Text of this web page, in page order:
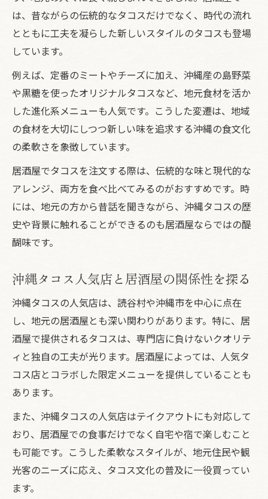
沖縄タコスの本場感が楽しめる居酒屋の雰
囲気
居酒屋で広がるアメリカン沖縄タコスの魅
力
沖縄タコスと居酒屋の融合が生む新しい食
体験
アメリカン風居酒屋で沖縄タコスを満喫す
る方法
沖縄タコスのパリパリ食感が居酒屋で広がる理
由
沖縄タコスのパリパリ食感が居酒屋で人気
の理由
沖縄タコスランキング上位店に学ぶパリパ
リの秘密
沖縄タコスの食感を楽しむ居酒屋選びのポ
イント
沖縄タコスパリパリ食感が生まれる居酒屋
の工夫
読谷村で本場のタコスを居酒屋で満喫するコツ
本場沖縄タコスを居酒屋で満喫するための
コツ
沖縄タコス人気店と居酒屋の賢い楽しみ方
居酒屋選びで沖縄タコス体験を最大化する
は、昔ながらの伝統的なタコスだけでなく、時代の流れ
とともに工夫を凝らした新しいスタイルのタコスも登場
しています。
例えば、定番のミートやチーズに加え、沖縄産の島野菜
や黒糖を使ったオリジナルタコスなど、地元食材を活か
した進化系メニューも人気です。こうした変遷は、地域
の食材を大切にしつつ新しい味を追求する沖縄の食文化
の柔軟さを象徴しています。
居酒屋でタコスを注文する際は、伝統的な味と現代的な
アレンジ、両方を食べ比べてみるのがおすすめです。時
には、地元の方から昔話を聞きながら、沖縄タコスの歴
史や背景に触れることができるのも居酒屋ならではの醍
醐味です。
沖縄タコス人気店と居酒屋の関係性を探る
沖縄タコスの人気店は、読谷村や沖縄市を中心に点在
し、地元の居酒屋とも深い関わりがあります。特に、居
酒屋で提供されるタコスは、専門店に負けないクオリテ
ィと独自の工夫が光ります。居酒屋によっては、人気タ
コス店とコラボした限定メニューを提供していることも
あります。
また、沖縄タコスの人気店はテイクアウトにも対応して
おり、居酒屋での食事だけでなく自宅や宿で楽しむこと
も可能です。こうした柔軟なスタイルが、地元住民や観
光客のニーズに応え、タコス文化の普及に一役買ってい
ます。